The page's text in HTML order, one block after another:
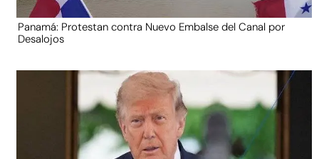
Panamá: Protestan contra Nuevo Embalse del Canal por
Desalojos